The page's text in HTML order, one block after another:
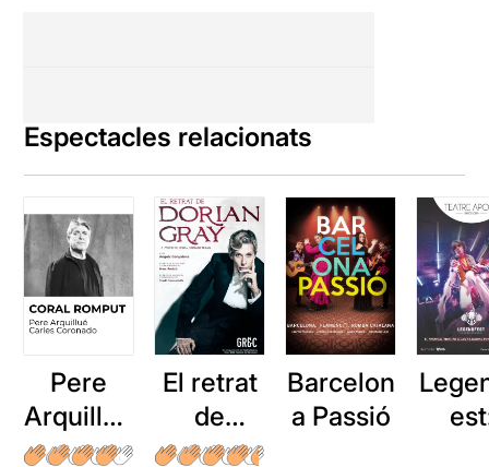
Espectacles relacionats
Pere
Arquillué
: Coral
El retrat
de
Dorian
Barcelon
a Passió